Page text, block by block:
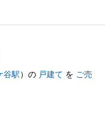
れしく思います。
要望に沿えるよう
。
谷駅）の 戸建て を ご売